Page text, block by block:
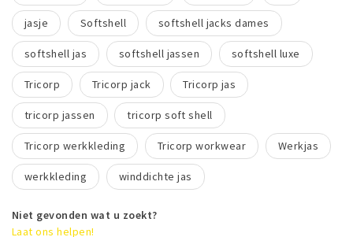
jasje Softshell softshell jacks dames
softshell jas softshell jassen softshell luxe
Tricorp Tricorp jack Tricorp jas
tricorp jassen tricorp soft shell
Tricorp werkkleding Tricorp workwear Werkjas
werkkleding winddichte jas
Niet gevonden wat u zoekt?
Laat ons helpen!